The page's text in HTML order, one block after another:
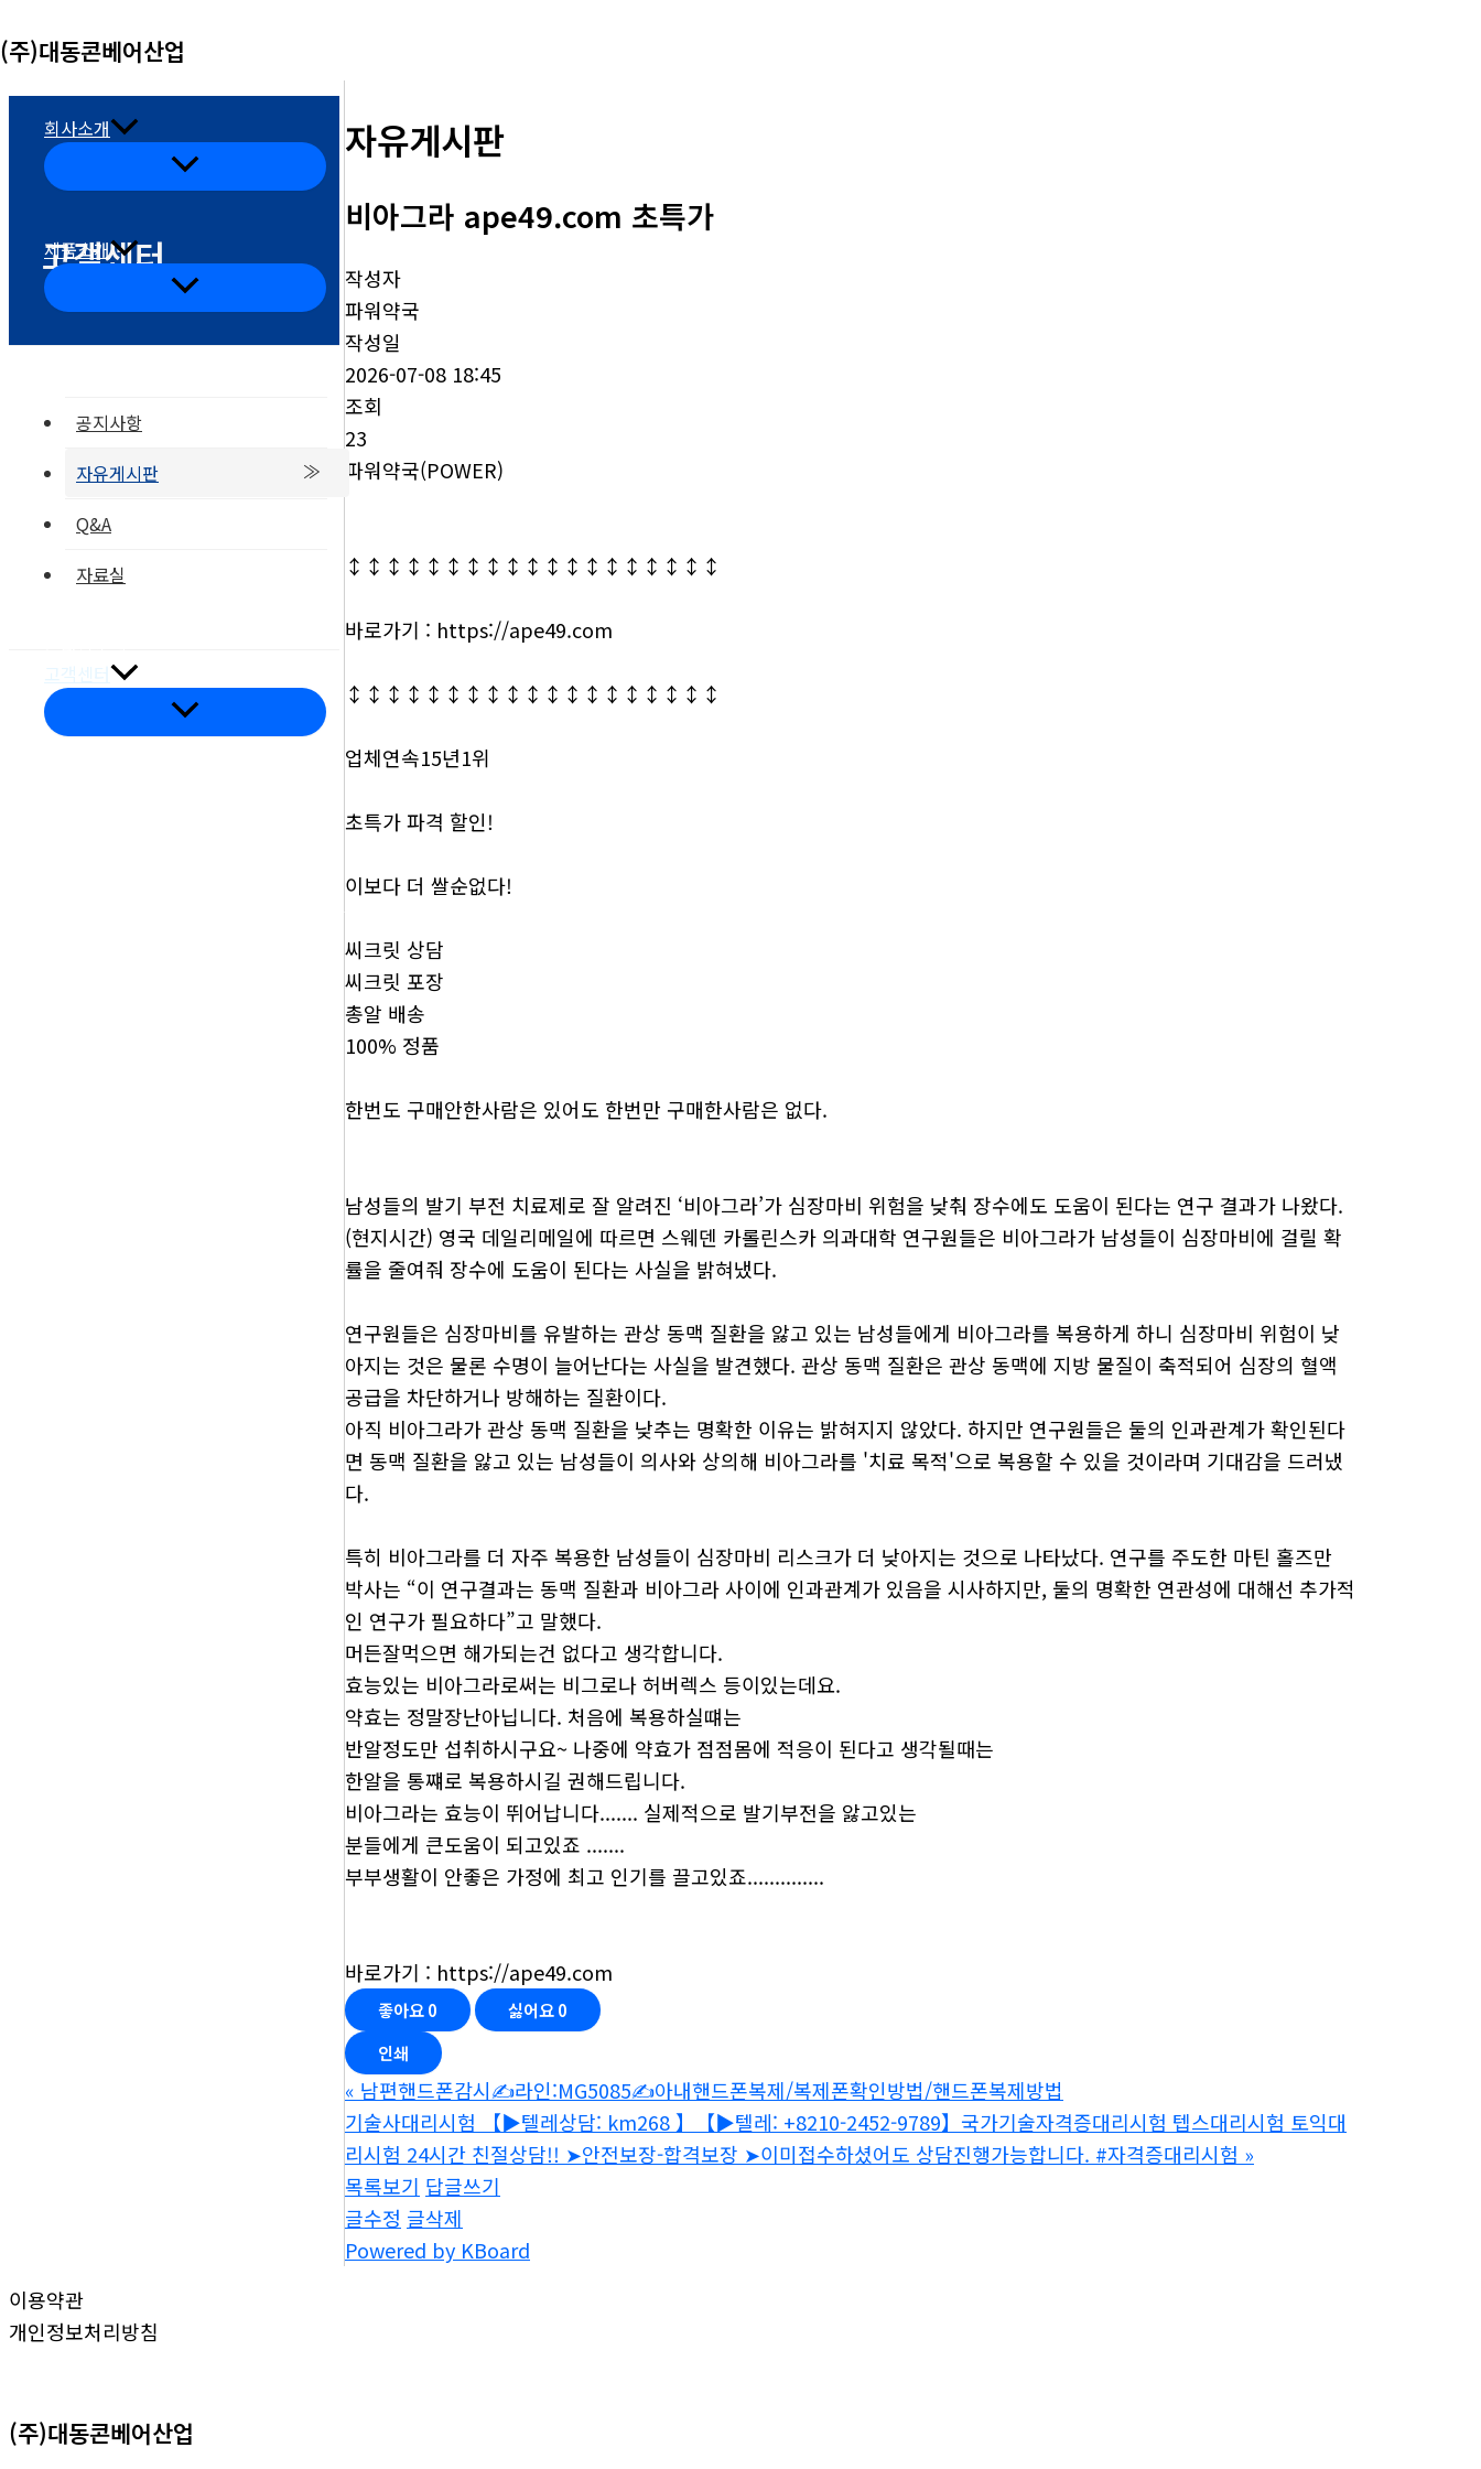
텐
(주)대동콘베어산업
회사소개
메
뉴
토
제품소개
메
뉴
토
고객센터
메
뉴
토
고객센터
공지사항
자유게시판
Q&A
자료실
자유게시판
비아그라 ape49.com 초특가
작성자
파워약국
작성일
2026-07-08 18:45
조회
23
파워약국(POWER)
↕↕↕↕↕↕↕↕↕↕↕↕↕↕↕↕↕↕↕
바로가기 : https://ape49.com
↕↕↕↕↕↕↕↕↕↕↕↕↕↕↕↕↕↕↕
업체연속15년1위
초특가 파격 할인!
이보다 더 쌀순없다!
씨크릿 상담
씨크릿 포장
총알 배송
100% 정품
한번도 구매안한사람은 있어도 한번만 구매한사람은 없다.
남성들의 발기 부전 치료제로 잘 알려진 ‘비아그라’가 심장마비 위험을 낮춰 장수에도 도움이 된다는 연구 결과가 나왔다.
(현지시간) 영국 데일리메일에 따르면 스웨덴 카롤린스카 의과대학 연구원들은 비아그라가 남성들이 심장마비에 걸릴 확
률을 줄여줘 장수에 도움이 된다는 사실을 밝혀냈다.
연구원들은 심장마비를 유발하는 관상 동맥 질환을 앓고 있는 남성들에게 비아그라를 복용하게 하니 심장마비 위험이 낮
아지는 것은 물론 수명이 늘어난다는 사실을 발견했다. 관상 동맥 질환은 관상 동맥에 지방 물질이 축적되어 심장의 혈액
공급을 차단하거나 방해하는 질환이다.
아직 비아그라가 관상 동맥 질환을 낮추는 명확한 이유는 밝혀지지 않았다. 하지만 연구원들은 둘의 인과관계가 확인된다
면 동맥 질환을 앓고 있는 남성들이 의사와 상의해 비아그라를 '치료 목적'으로 복용할 수 있을 것이라며 기대감을 드러냈
다.
특히 비아그라를 더 자주 복용한 남성들이 심장마비 리스크가 더 낮아지는 것으로 나타났다. 연구를 주도한 마틴 홀즈만
박사는 “이 연구결과는 동맥 질환과 비아그라 사이에 인과관계가 있음을 시사하지만, 둘의 명확한 연관성에 대해선 추가적
인 연구가 필요하다”고 말했다.
머든잘먹으면 해가되는건 없다고 생각합니다.
효능있는 비아그라로써는 비그로나 허버렉스 등이있는데요.
약효는 정말장난아닙니다. 처음에 복용하실떄는
반알정도만 섭취하시구요~ 나중에 약효가 점점몸에 적응이 된다고 생각될때는
한알을 통쨰로 복용하시길 권해드립니다.
비아그라는 효능이 뛰어납니다....... 실제적으로 발기부전을 앓고있는
분들에게 큰도움이 되고있죠 .......
부부생활이 안좋은 가정에 최고 인기를 끌고있죠..............
바로가기 : https://ape49.com
좋아요0 싫어요0
인쇄
« 남편핸드폰감시✍라인:MG5085✍아내핸드폰복제/복제폰확인방법/핸드폰복제방법
기술사대리시험 【▶텔레상담: km268 】【▶텔레: +8210-2452-9789】국가기술자격증대리시험 텝스대리시험 토익대
리시험 24시간 친절상담!! ➤안전보장-합격보장 ➤이미접수하셨어도 상담진행가능합니다. #자격증대리시험 »
목록보기 답글쓰기
글수정 글삭제
Powered by KBoard
이용약관
개인정보처리방침
(주)대동콘베어산업